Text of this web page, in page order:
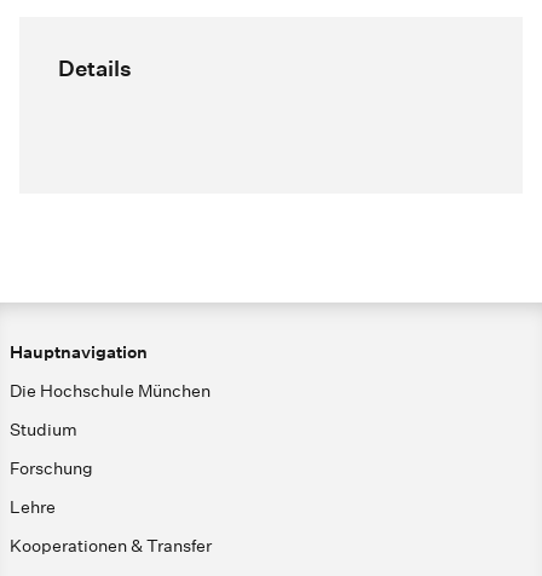
Details
Hauptnavigation
Die Hochschule München
Studium
Forschung
Lehre
Kooperationen & Transfer